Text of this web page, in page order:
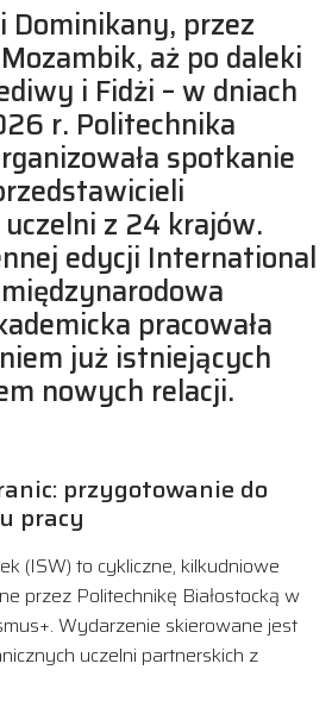
Dominikany, przez
aż po daleki
i Fidżi – w dniach
r. Politechnika
spotkanie
z 24 krajów.
edycji International
pracowała
już istniejących
nowych relacji.
przygotowanie do
pracy
(ISW) to cykliczne, kilkudniowe
przez Politechnikę Białostocką w
Wydarzenie skierowane jest
uczelni partnerskich z